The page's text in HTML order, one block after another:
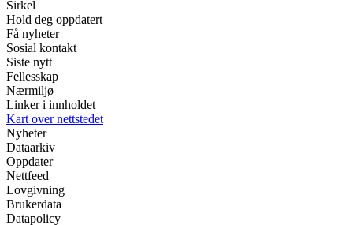
Sirkel
Hold deg oppdatert
Få nyheter
Sosial kontakt
Siste nytt
Fellesskap
Nærmiljø
Linker i innholdet
Kart over nettstedet
Nyheter
Dataarkiv
Oppdater
Nettfeed
Lovgivning
Brukerdata
Datapolicy